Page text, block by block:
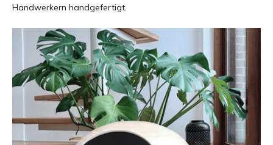
Handwerkern handgefertigt.